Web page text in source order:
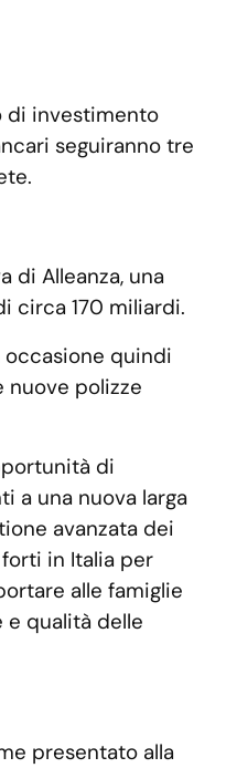
di investimento
seguiranno tre
di Alleanza, una
circa 170 miliardi.
quindi
polizze
di
a una nuova larga
avanzata dei
in Italia per
alle famiglie
qualità delle
presentato alla